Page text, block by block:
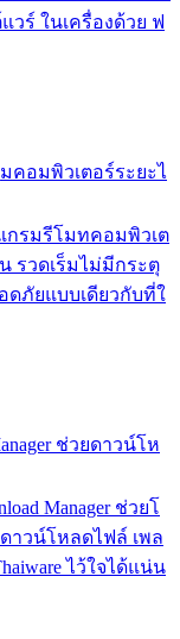
วร์ ในเครื่องด้วย ฟ
คอมพิวเตอร์ระยะไ
กรมรีโมทคอมพิวเต
รวดเร็มไม่มีกระตุ
ภัยแบบเดียวกับที่ใ
ช่วยดาวน์โห
Manager ช่วยโ
าวน์โหลดไฟล์ เพล
ไว้ใจได้แน่น